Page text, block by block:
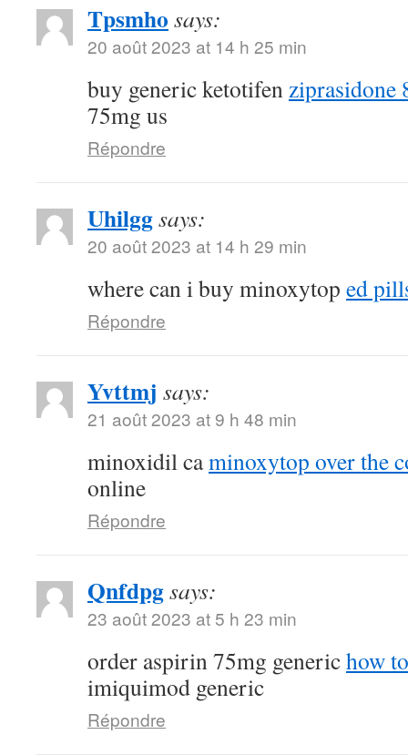
Tpsmho says:
20 août 2023 at 14 h 25 min
buy generic ketotifenziprasidone
75mg us
Répondre
Uhilggsays:
20 août 2023 at 14 h 29 min
where can i buy minoxytop ed
Répondre
Yvttmj says:
21 août 2023 at 9 h 48 min
minoxidil caminoxytop over the
online
Répondre
Qnfdpgsays:
23 août 2023 at 5 h 23 min
order aspirin 75mg generichow
imiquimod generic
Répondre